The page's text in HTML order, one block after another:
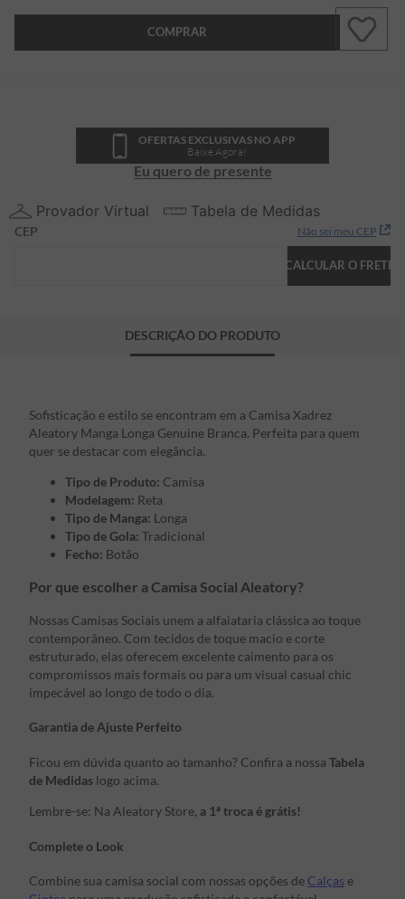
COMPRAR
OFERTAS EXCLUSIVAS NO APP
Baixe Agora!
Eu quero de presente
Provador Virtual Tabela de Medidas
CEP Não sei meu CEP
CALCULAR O FRETE
DESCRIÇÃO DO PRODUTO
Sofisticação e estilo se encontram em a Camisa Xadrez
Aleatory Manga Longa Genuine Branca. Perfeita para quem
quer se destacar com elegância.
Tipo de Produto: Camisa
Modelagem: Reta
Tipo de Manga: Longa
Tipo de Gola: Tradicional
Fecho: Botão
Por que escolher a Camisa Social Aleatory?
Nossas Camisas Sociais unem a alfaiataria clássica ao toque
contemporâneo. Com tecidos de toque macio e corte
estruturado, elas oferecem excelente caimento para os
compromissos mais formais ou para um visual casual chic
impecável ao longo de todo o dia.
Garantia de Ajuste Perfeito
Ficou em dúvida quanto ao tamanho? Confira a nossa Tabela
de Medidas logo acima.
Lembre-se: Na Aleatory Store, a 1ª troca é grátis!
Complete o Look
Combine sua camisa social com nossas opções de Calças e